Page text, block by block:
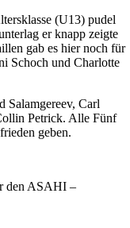
(U13) pudel
er knapp zeigte
gab es hier noch für
Schoch und Charlotte
Salamgereev, Carl
Petrick. Alle Fünf
geben.
den ASAHI –